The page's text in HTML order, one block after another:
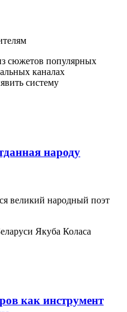
сюжетов популярных
каналах
систему
народу
великий народный поэт
Якуба Коласа
как инструмент